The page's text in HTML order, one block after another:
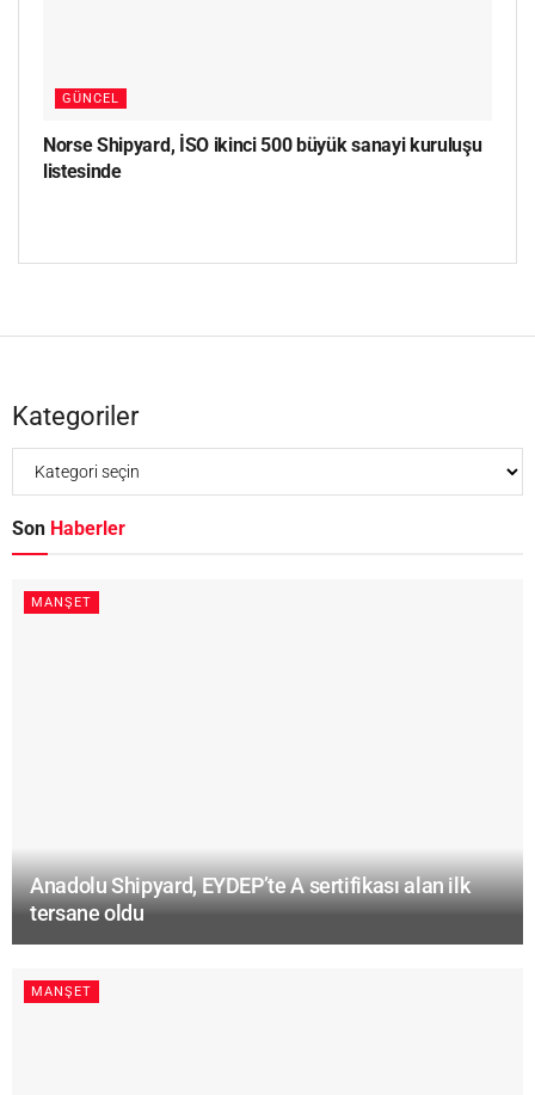
GÜNCEL
Norse Shipyard, İSO ikinci 500 büyük sanayi kuruluşu
listesinde
Kategoriler
Son Haberler
MANŞET
Anadolu Shipyard, EYDEP’te A sertifikası alan ilk
tersane oldu
MANŞET